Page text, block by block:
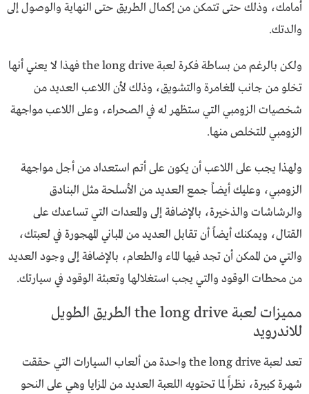
أمامك، وذلك حتى تتمكن من إكمال الطريق حتى النهاية والوصول إلى
والدتك.
ولكن بالرغم من بساطة فكرة لعبة the long drive فهذا لا يعني أنها
تخلو من جانب المغامرة والتشويق، وذلك لأن اللاعب العديد من
شخصيات الزومبي التي ستظهر له في الصحراء، وعلى اللاعب مواجهة
الزومبي للتخلص منها.
ولهذا يجب على اللاعب أن يكون على أتم استعداد من أجل مواجهة
الزومبي، وعليك أيضاً جمع العديد من الأسلحة مثل البنادق
والرشاشات والذخيرة، بالإضافة إلى والمعدات التي تساعدك على
القتال، ويمكنك أيضاً أن تقابل العديد من المباني المهجورة في لعبتك،
والتي من الممكن أن تجد فيها الماء والطعام، بالإضافة إلى وجود العديد
من محطات الوقود والتي يجب استغلالها وتعبئة الوقود في سيارتك.
مميزات لعبة the long drive الطريق الطويل
للاندرويد
تعد لعبة the long drive واحدة من ألعاب السيارات التي حققت
شهرة كبيرة، نظراً لما تحتويه اللعبة العديد من المزايا وهي على النحو